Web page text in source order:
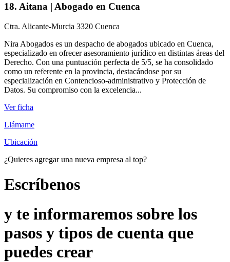
18. Aitana | Abogado en Cuenca
Ctra. Alicante-Murcia 3320 Cuenca
Nira Abogados es un despacho de abogados ubicado en Cuenca,
especializado en ofrecer asesoramiento jurídico en distintas áreas del
Derecho. Con una puntuación perfecta de 5/5, se ha consolidado
como un referente en la provincia, destacándose por su
especialización en Contencioso-administrativo y Protección de
Datos. Su compromiso con la excelencia...
Ver ficha
Llámame
Ubicación
¿Quieres agregar una nueva empresa al top?
Escríbenos
y te informaremos sobre los
pasos y tipos de cuenta que
puedes crear